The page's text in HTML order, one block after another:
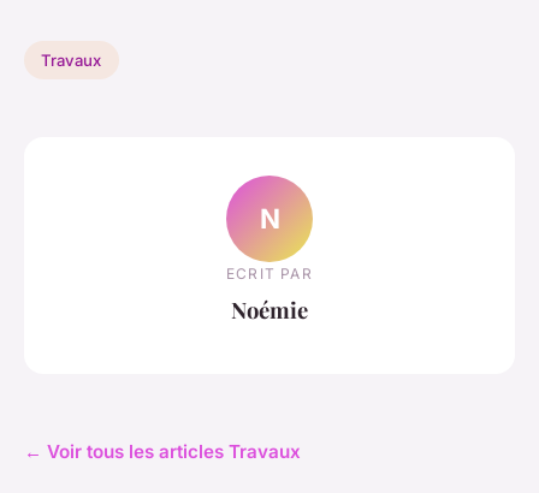
Travaux
N
ECRIT PAR
Noémie
← Voir tous les articles Travaux